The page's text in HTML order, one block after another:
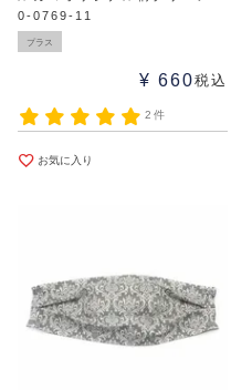
0-0769-11
プラス
¥ 660税込
2件
お気に入り